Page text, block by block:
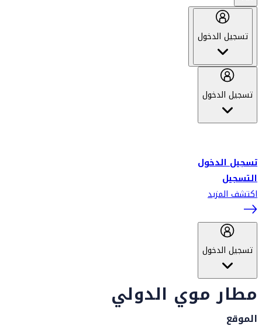
تسجيل الدخول
تسجيل الدخول
تسجيل الدخول
التسجيل
اكتشف المزيد
تسجيل الدخول
مطار موي الدولي
الموقع